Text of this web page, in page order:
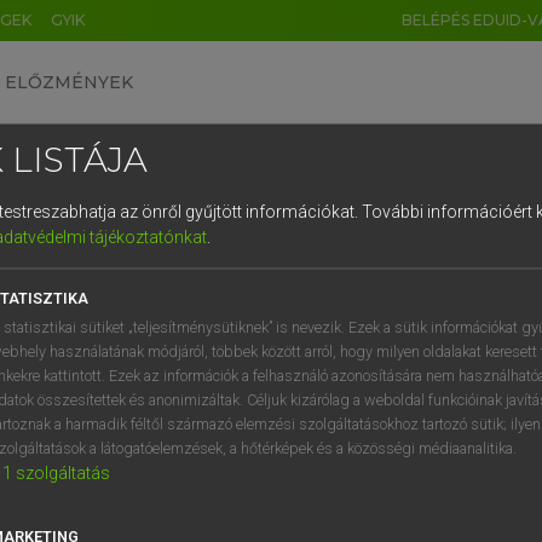
GYIK BELÉPÉS EDUID-
ELŐZMÉNYEK
szótár
VAN ELŐFIZETÉSED?
megtekintéséhez.
LISTÁJA
az önről gyűjtött információkat. További információért
tájékoztatónkat.
statisztikai sütiket „teljesítménysütiknek” is nevezik. Ezek a sütik információkat
használatának módjáról, többek között arról, hogy milyen oldalakat keresett
kattintott. Ezek az információk a felhasználó azonosítására nem
összesítettek és anonimizáltak. Céljuk kizárólag a weboldal funkcióinak
a harmadik féltől származó elemzési szolgáltatásokhoz tartozó sütik;
a látogatóelemzések, a hőtérképek és a közösségi médiaanalitika.
1 szolgáltatás
DE CN FR ES IT NL
1 2 3 4 5 6 7 8 9
q w e r t z u i
a s d f g h j k l é
í y x c v b n m , .